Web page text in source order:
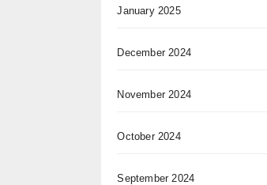
January 2025
December 2024
November 2024
October 2024
September 2024